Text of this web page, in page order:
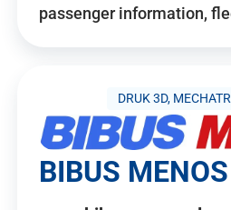
passenger information,
DRUK 3D,
BIBUS